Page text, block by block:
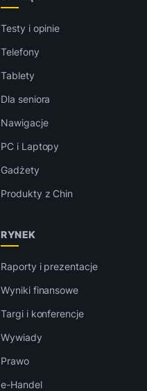
Testy i opinie
Telefony
Tablety
Dla seniora
Nawigacje
PC i Laptopy
Gadżety
Produkty z Chin
RYNEK
Raporty i prezentacje
Wyniki finansowe
Targi i konferencje
Wywiady
Prawo
e-Handel